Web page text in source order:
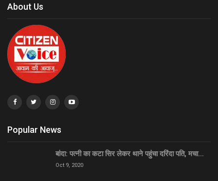
About Us
Popular News
बांदा: पत्नी का कटा सिर लेकर थाने पहुंचा दरिंदा पति, मचा…
Oct 9, 2020